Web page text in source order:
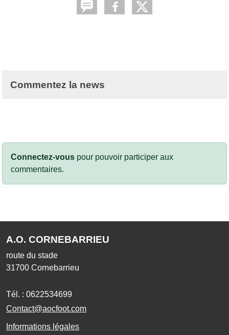
Commentez la news
Connectez-vous pour pouvoir participer aux
commentaires.
A.O. CORNEBARRIEU
route du stade
31700 Cornebarrieu
Tél. : 0622534699
Contact@aocfoot.com
Informations légales